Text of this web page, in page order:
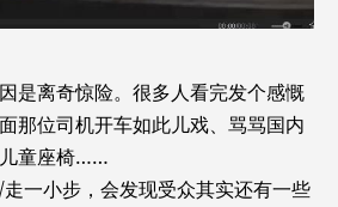
是离奇惊险。很多人看完发个感慨
那位司机开车如此儿戏、骂骂国内
童座椅……
一小步，会发现受众其实还有一些